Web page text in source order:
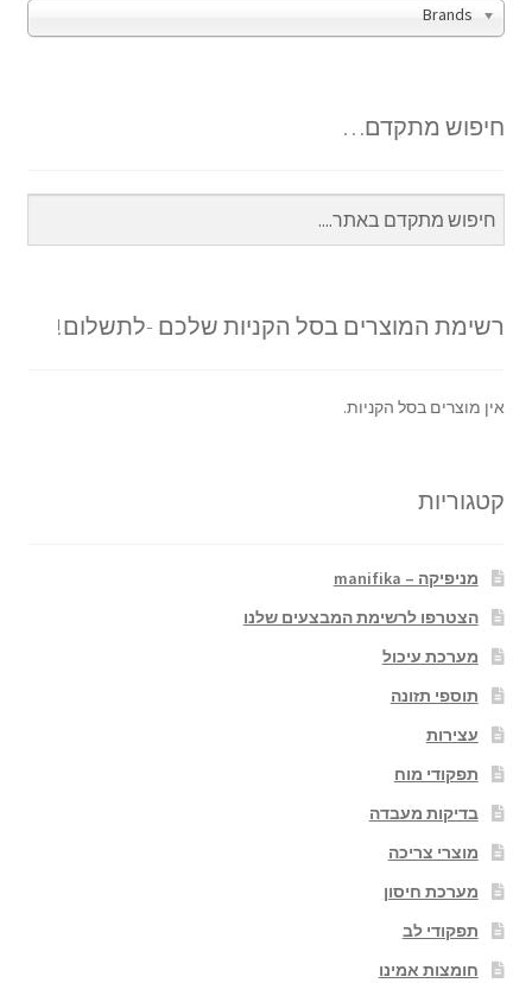
Brands
חיפוש מתקדם…
רשימת המוצרים בסל הקניות שלכם -לתשלום!
אין מוצרים בסל הקניות.
קטגוריות
מניפיקה – manifika
הצטרפו לרשימת המבצעים שלנו
מערכת עיכול
תוספי תזונה
עצירות
תפקודי מוח
בדיקות מעבדה
מוצרי צריכה
מערכת חיסון
תפקודי לב
חומצות אמינו